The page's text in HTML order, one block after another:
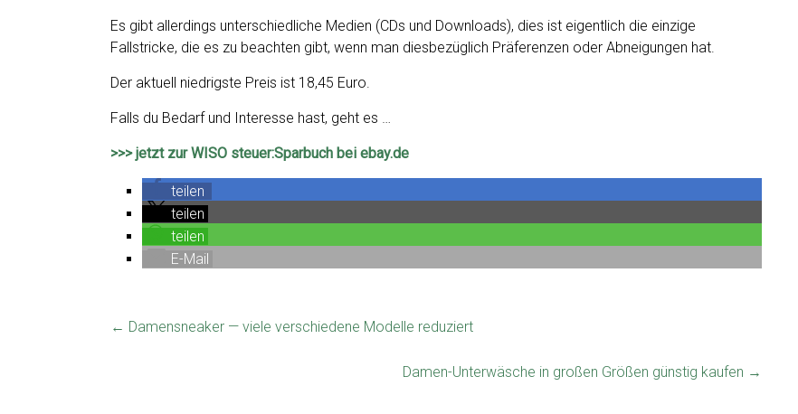
Es gibt allerdings unterschiedliche Medien (CDs und Downloads), dies ist eigentlich die einzige
Fallstricke, die es zu beachten gibt, wenn man diesbezüglich Präferenzen oder Abneigungen hat.
Der aktuell niedrigste Preis ist 18,45 Euro.
Falls du Bedarf und Interesse hast, geht es …
>>> jetzt zur WISO steuer:Sparbuch bei ebay.de
teilen
teilen
teilen
E-Mail
← Damensneaker — viele verschiedene Modelle reduziert
Damen-Unterwäsche in großen Größen günstig kaufen →